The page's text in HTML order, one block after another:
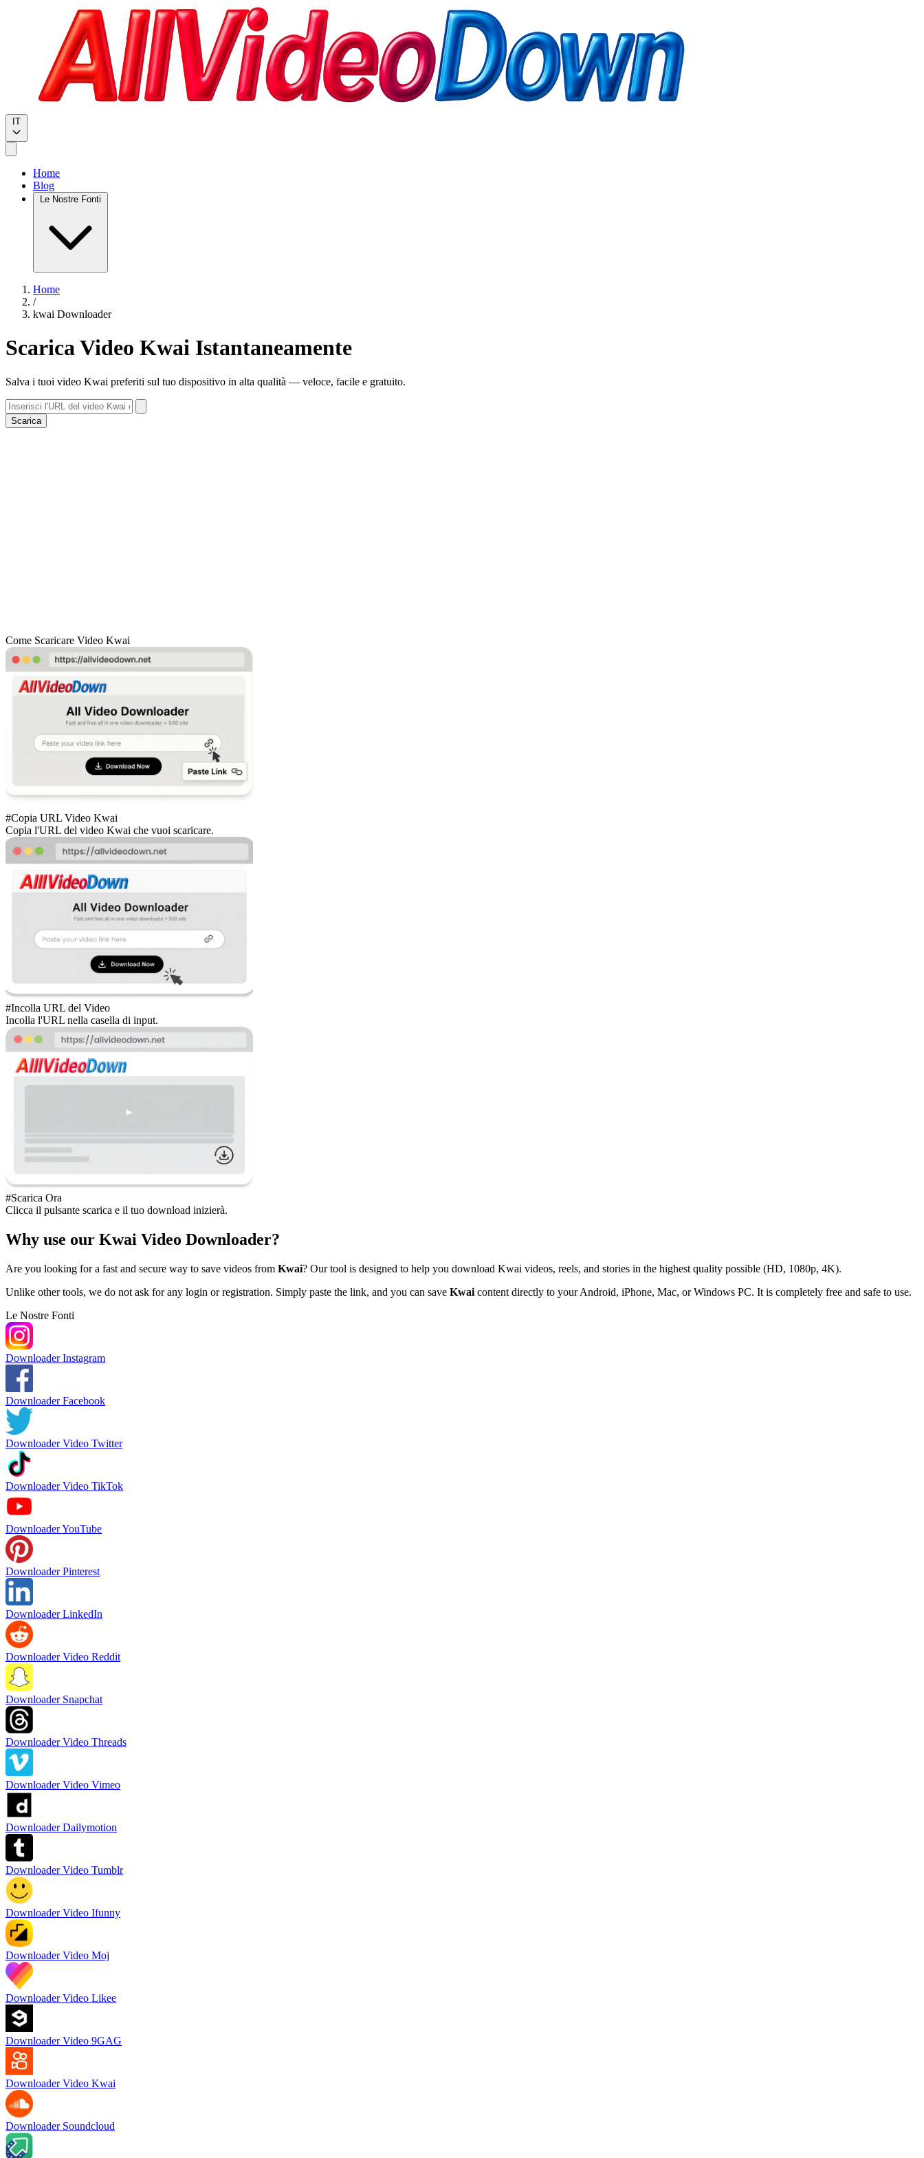
IT
Home
Blog
Le Nostre Fonti
Home
/
kwai Downloader
Scarica Video Kwai Istantaneamente
Salva i tuoi video Kwai preferiti sul tuo dispositivo in alta qualità — veloce, facile e gratuito.
Scarica
Come Scaricare Video Kwai
#Copia URL Video Kwai
Copia l'URL del video Kwai che vuoi scaricare.
#Incolla URL del Video
Incolla l'URL nella casella di input.
#Scarica Ora
Clicca il pulsante scarica e il tuo download inizierà.
Why use our Kwai Video Downloader?
Are you looking for a fast and secure way to save videos from Kwai? Our tool is designed to help you download Kwai videos, reels, and stories in the highest quality possible (HD, 1080p, 4K).
Unlike other tools, we do not ask for any login or registration. Simply paste the link, and you can save Kwai content directly to your Android, iPhone, Mac, or Windows PC. It is completely free and safe to use.
Le Nostre Fonti
Downloader Instagram
Downloader Facebook
Downloader Video Twitter
Downloader Video TikTok
Downloader YouTube
Downloader Pinterest
Downloader LinkedIn
Downloader Video Reddit
Downloader Snapchat
Downloader Video Threads
Downloader Video Vimeo
Downloader Dailymotion
Downloader Video Tumblr
Downloader Video Ifunny
Downloader Video Moj
Downloader Video Likee
Downloader Video 9GAG
Downloader Video Kwai
Downloader Soundcloud